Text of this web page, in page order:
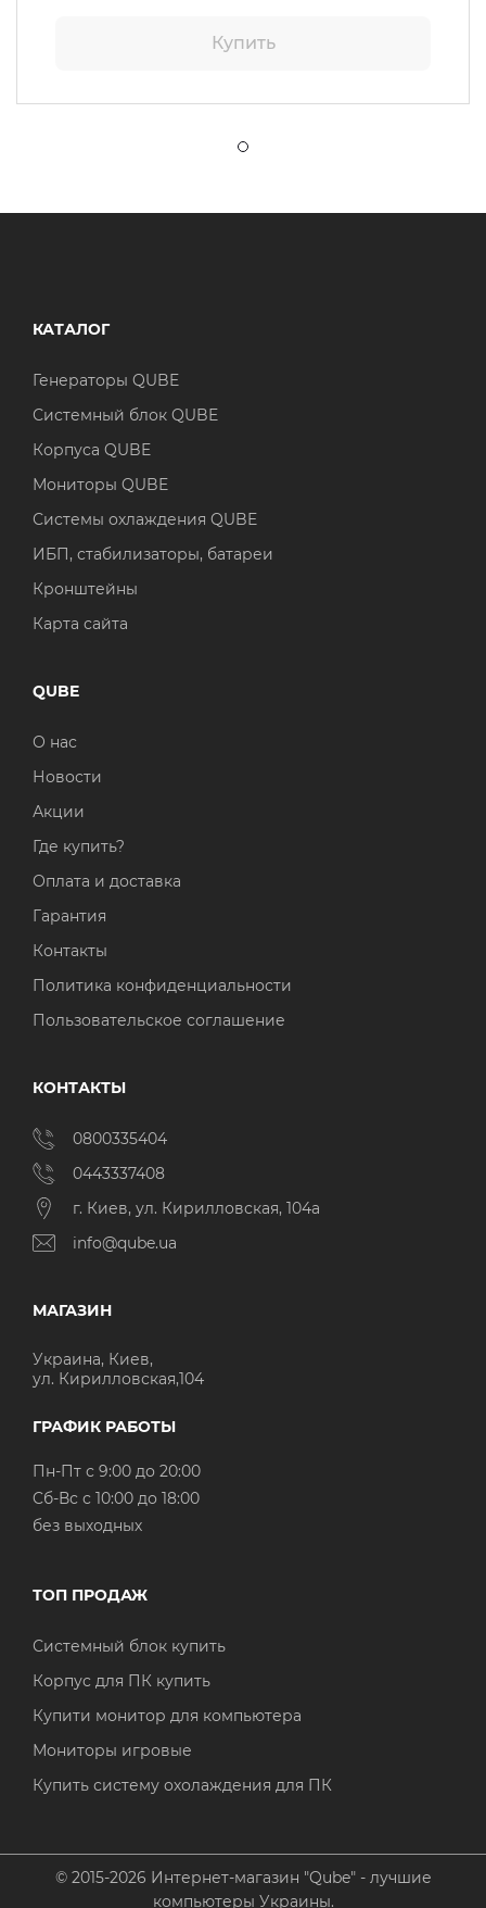
Купить
КАТАЛОГ
Генераторы QUBE
Системный блок QUBE
Корпуса QUBE
Мониторы QUBE
Системы охлаждения QUBE
ИБП, стабилизаторы, батареи
Кронштейны
Карта сайта
QUBE
О нас
Новости
Акции
Где купить?
Оплата и доставка
Гарантия
Контакты
Политика конфиденциальности
Пользовательское соглашение
КОНТАКТЫ
0800335404
0443337408
г. Киев, ул. Кирилловская, 104а
info@qube.ua
МАГАЗИН
Украина, Киев,
ул. Кирилловская,104
ГРАФИК РАБОТЫ
Пн-Пт с 9:00 до 20:00
Cб-Вс с 10:00 до 18:00
без выходных
ТОП ПРОДАЖ
Системный блок купить
Корпус для ПК купить
Купити монитор для компьютера
Мониторы игровые
Купить систему охолаждения для ПК
© 2015-2026 Интернет-магазин "Qube" - лучшие
компьютеры Украины.